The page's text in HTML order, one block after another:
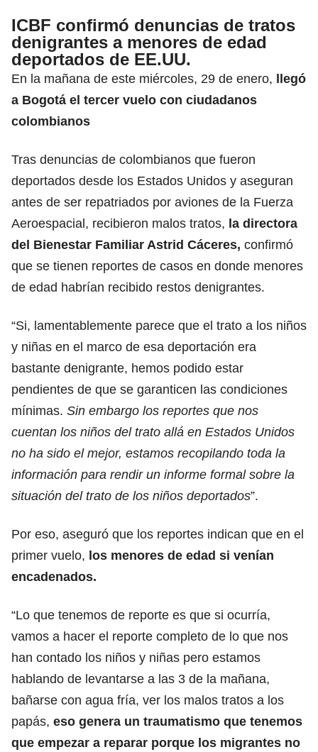
ICBF confirmó denuncias de tratos
denigrantes a menores de edad
deportados de EE.UU.
En la mañana de este miércoles, 29 de enero, llegó
a Bogotá el tercer vuelo con ciudadanos
colombianos
Tras denuncias de colombianos que fueron
deportados desde los Estados Unidos y aseguran
antes de ser repatriados por aviones de la Fuerza
Aeroespacial, recibieron malos tratos, la directora
del Bienestar Familiar Astrid Cáceres, confirmó
que se tienen reportes de casos en donde menores
de edad habrían recibido restos denigrantes.
“Si, lamentablemente parece que el trato a los niños
y niñas en el marco de esa deportación era
bastante denigrante, hemos podido estar
pendientes de que se garanticen las condiciones
mínimas. Sin embargo los reportes que nos
cuentan los niños del trato allá en Estados Unidos
no ha sido el mejor, estamos recopilando toda la
información para rendir un informe formal sobre la
situación del trato de los niños deportados”.
Por eso, aseguró que los reportes indican que en el
primer vuelo, los menores de edad si venían
encadenados.
“Lo que tenemos de reporte es que si ocurría,
vamos a hacer el reporte completo de lo que nos
han contado los niños y niñas pero estamos
hablando de levantarse a las 3 de la mañana,
bañarse con agua fría, ver los malos tratos a los
papás, eso genera un traumatismo que tenemos
que empezar a reparar porque los migrantes no